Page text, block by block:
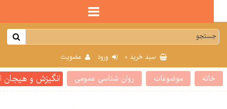
سبد خرید0 ورود عضویت
موضوعات روان شناسی عمومی انگیزش و هیجان